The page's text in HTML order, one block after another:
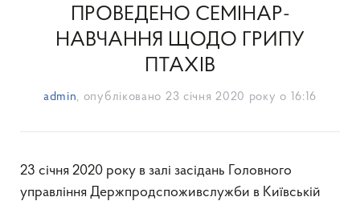
ПРОВЕДЕНО СЕМІНАР-
НАВЧАННЯ ЩОДО ГРИПУ
ПТАХІВ
admin, опубліковано 23 січня 2020 року о 16:16
23 січня 2020 року в залі засідань Головного
управління Держпродспоживслужби в Київській